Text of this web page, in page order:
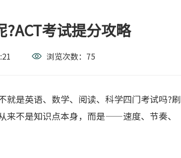
考试提分攻略
浏览次数： 75
是英语、数学、阅读、科学四门考试吗?刷
来不是知识点本身，而是——速度、节奏、